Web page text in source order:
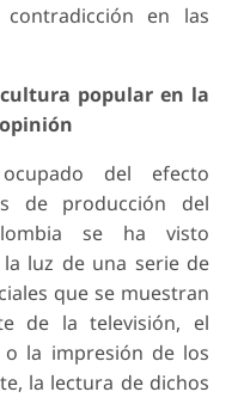
en las
popular en la
del efecto
de producción del
se ha visto
luz de una serie de
que se muestran
de la televisión, el
la impresión de los
la lectura de dichos